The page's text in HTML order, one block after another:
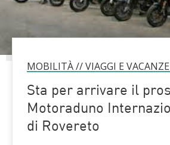
MOBILITÀ//VIAGGI E VACANZE
Sta per arrivare il
Motoraduno
di Rovereto